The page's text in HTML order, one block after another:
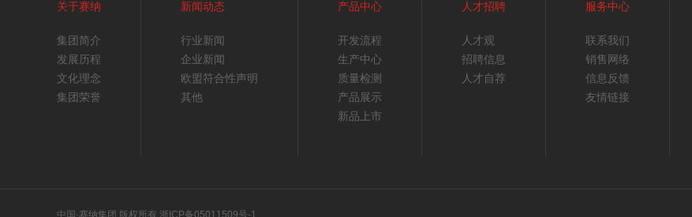
关于赛纳
集团简介
发展历程
文化理念
集团荣誉
新闻动态
行业新闻
企业新闻
欧盟符合性声明
其他
产品中心
开发流程
生产中心
质量检测
产品展示
新品上市
人才招聘
人才观
招聘信息
人才自荐
服务中心
联系我们
销售网络
信息反馈
友情链接
中国·赛纳集团 版权所有 浙ICP备05011509号-1